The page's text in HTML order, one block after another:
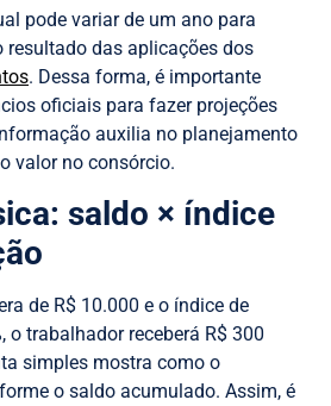
pode variar de um ano para
resultado das aplicações dos
. Dessa forma, é importante
oficiais para fazer projeções
auxilia no planejamento
valor no consórcio.
saldo × índice
de R$ 10.000 e o índice de
o trabalhador receberá R$ 300
simples mostra como o
o saldo acumulado. Assim, é